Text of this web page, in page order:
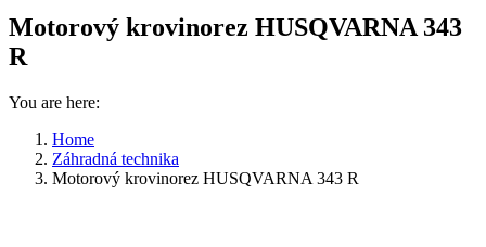
Motorový krovinorez HUSQVARNA 343
R
You are here:
Home
Záhradná technika
Motorový krovinorez HUSQVARNA 343 R